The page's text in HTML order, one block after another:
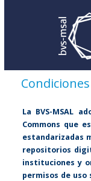
La BVS-MSAL
Commons que
estandarizadas
repositorios
instituciones y
permisos de